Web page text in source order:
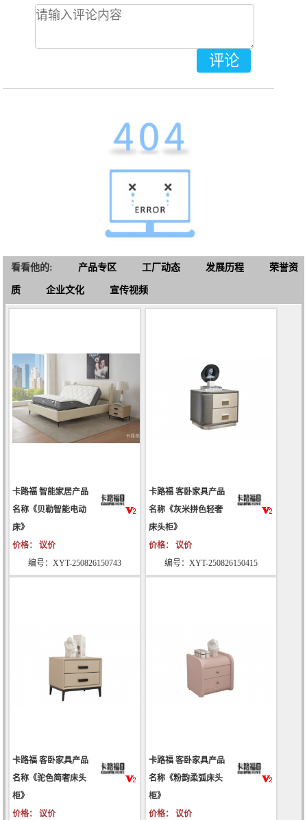
评论
看看他的: 产品专区 工厂动态 发展历程 荣誉资
质 企业文化 宣传视频
卡路福 智能家居产品
名称《贝勒智能电动
床》
价格： 议价
编号：XYT-250826150743
卡路福 客卧家具产品
名称《灰米拼色轻奢
床头柜》
价格： 议价
编号：XYT-250826150415
卡路福 客卧家具产品
名称《驼色简奢床头
柜》
价格： 议价
卡路福 客卧家具产品
名称《粉韵柔弧床头
柜》
价格： 议价